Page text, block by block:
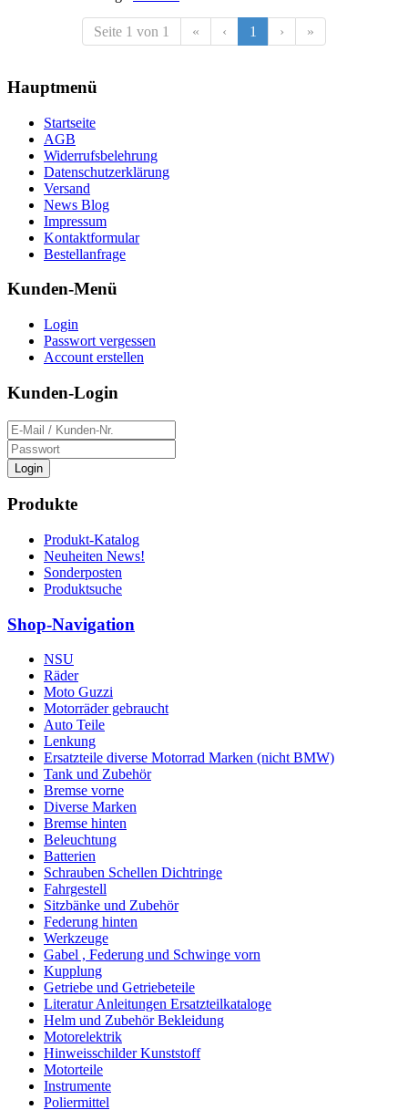
Seite 1 von 1 « ‹ 1 › »
Hauptmenü
Startseite
AGB
Widerrufsbelehrung
Datenschutzerklärung
Versand
News Blog
Impressum
Kontaktformular
Bestellanfrage
Kunden-Menü
Login
Passwort vergessen
Account erstellen
Kunden-Login
Login
Produkte
Produkt-Katalog
Neuheiten News!
Sonderposten
Produktsuche
Shop-Navigation
NSU
Räder
Moto Guzzi
Motorräder gebraucht
Auto Teile
Lenkung
Ersatzteile diverse Motorrad Marken (nicht BMW)
Tank und Zubehör
Bremse vorne
Diverse Marken
Bremse hinten
Beleuchtung
Batterien
Schrauben Schellen Dichtringe
Fahrgestell
Sitzbänke und Zubehör
Federung hinten
Werkzeuge
Gabel , Federung und Schwinge vorn
Kupplung
Getriebe und Getriebeteile
Literatur Anleitungen Ersatzteilkataloge
Helm und Zubehör Bekleidung
Motorelektrik
Hinweisschilder Kunststoff
Motorteile
Instrumente
Poliermittel